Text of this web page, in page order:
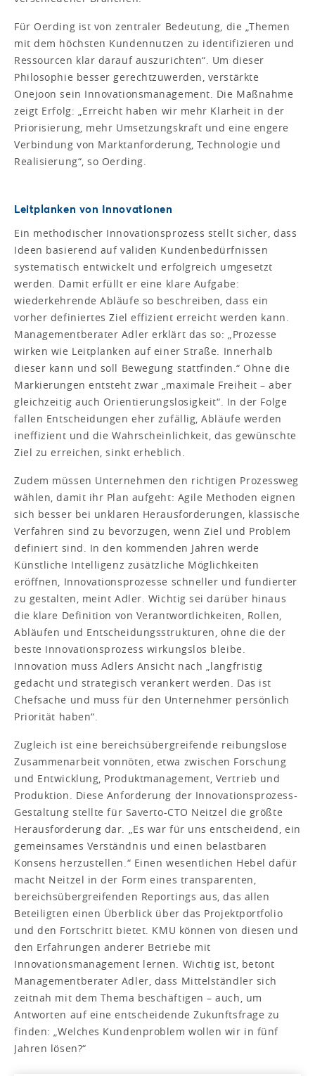
Für Oerding ist von zentraler Bedeutung, die „Themen
mit dem höchsten Kundennutzen zu identifizieren und
Ressourcen klar darauf auszurichten“. Um dieser
Philosophie besser gerechtzuwerden, verstärkte
Onejoon sein Innovationsmanagement. Die Maßnahme
zeigt Erfolg: „Erreicht haben wir mehr Klarheit in der
Priorisierung, mehr Umsetzungskraft und eine engere
Verbindung von Marktanforderung, Technologie und
Realisierung“, so Oerding.
Leitplanken von Innovationen
Ein methodischer Innovationsprozess stellt sicher, dass
Ideen basierend auf validen Kundenbedürfnissen
systematisch entwickelt und erfolgreich umgesetzt
werden. Damit erfüllt er eine klare Aufgabe:
wiederkehrende Abläufe so beschreiben, dass ein
vorher definiertes Ziel effizient erreicht werden kann.
Managementberater Adler erklärt das so: „Prozesse
wirken wie Leitplanken auf einer Straße. Innerhalb
dieser kann und soll Bewegung stattfinden.“ Ohne die
Markierungen entsteht zwar „maximale Freiheit – aber
gleichzeitig auch Orientierungslosigkeit“. In der Folge
fallen Entscheidungen eher zufällig, Abläufe werden
ineffizient und die Wahrscheinlichkeit, das gewünschte
Ziel zu erreichen, sinkt erheblich.
Zudem müssen Unternehmen den richtigen Prozessweg
wählen, damit ihr Plan aufgeht: Agile Methoden eignen
sich besser bei unklaren Herausforderungen, klassische
Verfahren sind zu bevorzugen, wenn Ziel und Problem
definiert sind. In den kommenden Jahren werde
Künstliche Intelligenz zusätzliche Möglichkeiten
eröffnen, Innovationsprozesse schneller und fundierter
zu gestalten, meint Adler. Wichtig sei darüber hinaus
die klare Definition von Verantwortlichkeiten, Rollen,
Abläufen und Entscheidungsstrukturen, ohne die der
beste Innovationsprozess wirkungslos bleibe.
Innovation muss Adlers Ansicht nach „langfristig
gedacht und strategisch verankert werden. Das ist
Chefsache und muss für den Unternehmer persönlich
Priorität haben“.
Zugleich ist eine bereichsübergreifende reibungslose
Zusammenarbeit vonnöten, etwa zwischen Forschung
und Entwicklung, Produktmanagement, Vertrieb und
Produktion. Diese Anforderung der Innovationsprozess-
Gestaltung stellte für Saverto-CTO Neitzel die größte
Herausforderung dar. „Es war für uns entscheidend, ein
gemeinsames Verständnis und einen belastbaren
Konsens herzustellen.“ Einen wesentlichen Hebel dafür
macht Neitzel in der Form eines transparenten,
bereichsübergreifenden Reportings aus, das allen
Beteiligten einen Überblick über das Projektportfolio
und den Fortschritt bietet. KMU können von diesen und
den Erfahrungen anderer Betriebe mit
Innovationsmanagement lernen. Wichtig ist, betont
Managementberater Adler, dass Mittelständler sich
zeitnah mit dem Thema beschäftigen – auch, um
Antworten auf eine entscheidende Zukunftsfrage zu
finden: „Welches Kundenproblem wollen wir in fünf
Jahren lösen?“